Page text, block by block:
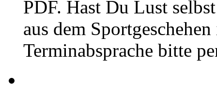
PDF. Hast Du Lust
aus dem
Terminabsprache bitte